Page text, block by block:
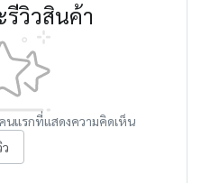
วิวสินค้า
นแรกที่แสดงความคิดเห็น